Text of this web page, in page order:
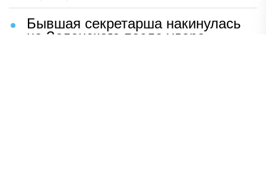
Бывшая секретарша накинулась
на Зеленского после удара